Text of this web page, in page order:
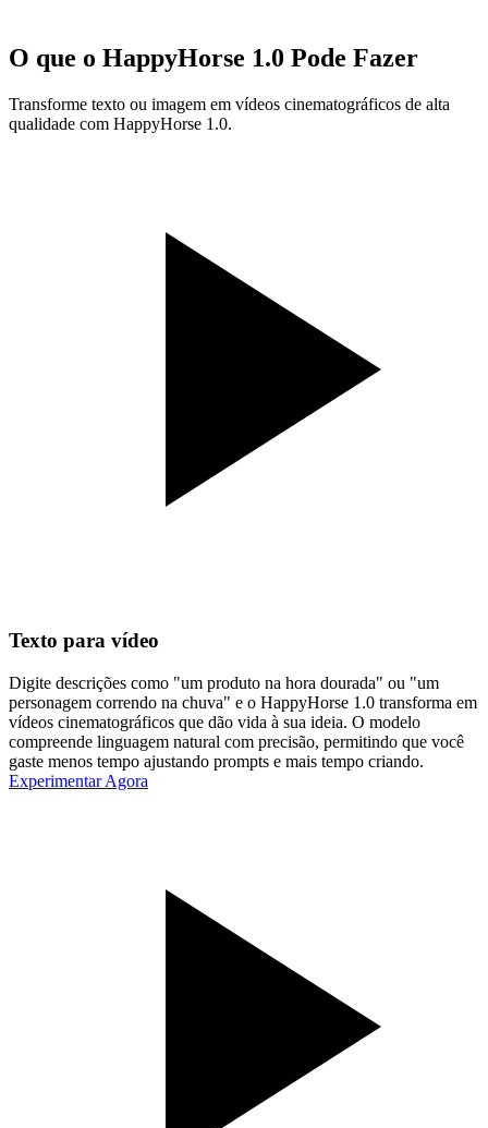
O que o HappyHorse 1.0 Pode Fazer
Transforme texto ou imagem em vídeos cinematográficos de alta
qualidade com HappyHorse 1.0.
Texto para vídeo
Digite descrições como "um produto na hora dourada" ou "um
personagem correndo na chuva" e o HappyHorse 1.0 transforma em
vídeos cinematográficos que dão vida à sua ideia. O modelo
compreende linguagem natural com precisão, permitindo que você
gaste menos tempo ajustando prompts e mais tempo criando.
Experimentar Agora